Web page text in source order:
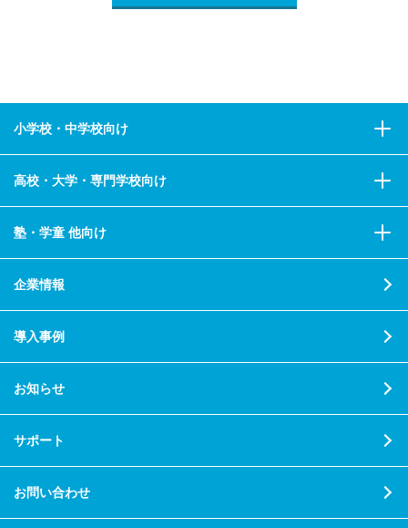
小学校・中学校向け
高校・大学・専門学校向け
塾・学童 他向け
企業情報
導入事例
お知らせ
サポート
お問い合わせ